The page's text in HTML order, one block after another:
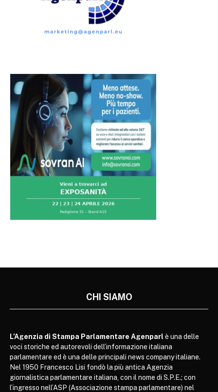
CHI SIAMO
L’Agenzia di Stampa Parlamentare Agenparl è una delle
voci storiche ed autorevoli dell’informazione italiana
parlamentare ed è una delle principali news company italiane.
Nel 1950 Francesco Lisi fondò la più antica Agenzia
giornalistica parlamentare italiana, con il nome di S.P.E.; con
l’ingresso nell’ASP (Associazione stampa parlamentare) nel